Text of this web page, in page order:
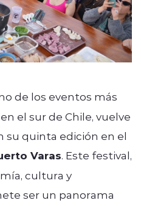
de los eventos más
el sur de Chile, vuelve
su quinta edición en el
Varas. Este festival,
cultura y
ser un panorama